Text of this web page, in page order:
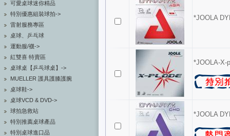
可愛桌球迷你精品
特別優惠組裝球拍->
雷射服務專區
桌球、乒乓球
運動服/襪->
紅雙喜 特賣區
桌球桌【乒乓球桌】->
MUELLER 護具護膝護腕
桌球鞋->
桌球VCD & DVD->
球拍急救站
特別推薦桌球產品
特別桌球進口品
*JOOLA
*JOOLA-X-
*JOOLA